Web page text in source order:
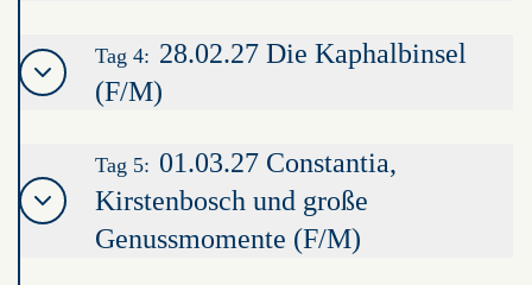
Tag 4: 28.02.27 Die Kaphalbinsel
(F/M)
Tag 5: 01.03.27 Constantia,
Kirstenbosch und große
Genussmomente (F/M)